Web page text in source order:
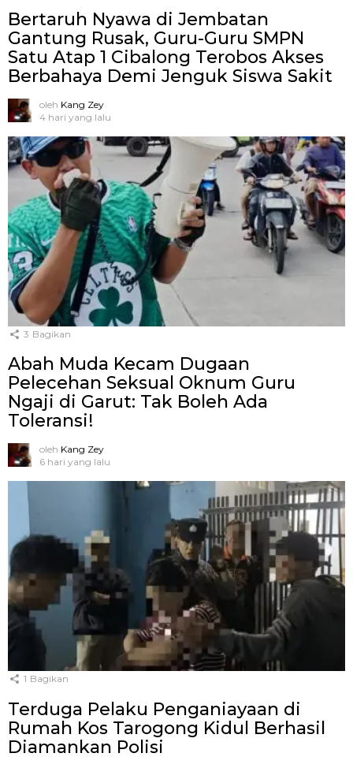
Bertaruh Nyawa di Jembatan
Gantung Rusak, Guru-Guru SMPN
Satu Atap 1 Cibalong Terobos Akses
Berbahaya Demi Jenguk Siswa Sakit
oleh Kang Zey
4 hari yang lalu
3 Bagikan
Abah Muda Kecam Dugaan
Pelecehan Seksual Oknum Guru
Ngaji di Garut: Tak Boleh Ada
Toleransi!
oleh Kang Zey
6 hari yang lalu
1 Bagikan
Terduga Pelaku Penganiayaan di
Rumah Kos Tarogong Kidul Berhasil
Diamankan Polisi